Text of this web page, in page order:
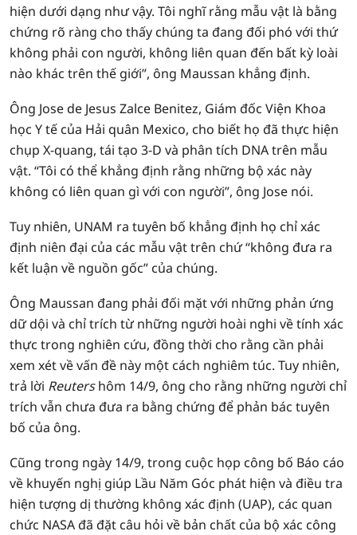
hiện dưới dạng như vậy. Tôi nghĩ rằng mẫu vật là bằng
chứng rõ ràng cho thấy chúng ta đang đối phó với thứ
không phải con người, không liên quan đến bất kỳ loài
nào khác trên thế giới”, ông Maussan khẳng định.
Ông Jose de Jesus Zalce Benitez, Giám đốc Viện Khoa
học Y tế của Hải quân Mexico, cho biết họ đã thực hiện
chụp X-quang, tái tạo 3-D và phân tích DNA trên mẫu
vật. “Tôi có thể khẳng định rằng những bộ xác này
không có liên quan gì với con người”, ông Jose nói.
Tuy nhiên, UNAM ra tuyên bố khẳng định họ chỉ xác
định niên đại của các mẫu vật trên chứ “không đưa ra
kết luận về nguồn gốc” của chúng.
Ông Maussan đang phải đối mặt với những phản ứng
dữ dội và chỉ trích từ những người hoài nghi về tính xác
thực trong nghiên cứu, đồng thời cho rằng cần phải
xem xét về vấn đề này một cách nghiêm túc. Tuy nhiên,
trả lời Reutershôm 14/9, ông cho rằng những người chỉ
trích vẫn chưa đưa ra bằng chứng để phản bác tuyên
bố của ông.
Cũng trong ngày 14/9, trong cuộc họp công bố Báo cáo
về khuyến nghị giúp Lầu Năm Góc phát hiện và điều tra
hiện tượng dị thường không xác định (UAP), các quan
chức NASA đã đặt câu hỏi về bản chất của bộ xác công